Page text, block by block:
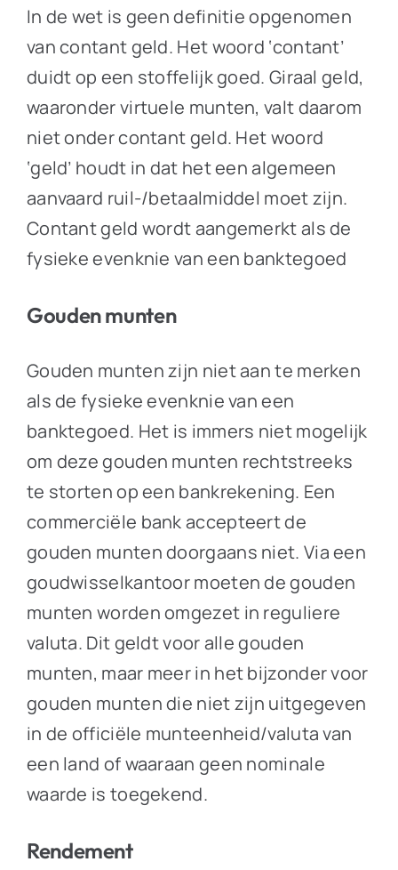
In de wet is geen definitie opgenomen
van contant geld. Het woord ‘contant’
duidt op een stoffelijk goed. Giraal geld,
waaronder virtuele munten, valt daarom
niet onder contant geld. Het woord
‘geld’ houdt in dat het een algemeen
aanvaard ruil-/betaalmiddel moet zijn.
Contant geld wordt aangemerkt als de
fysieke evenknie van een banktegoed
Gouden munten
Gouden munten zijn niet aan te merken
als de fysieke evenknie van een
banktegoed. Het is immers niet mogelijk
om deze gouden munten rechtstreeks
te storten op een bankrekening. Een
commerciële bank accepteert de
gouden munten doorgaans niet. Via een
goudwisselkantoor moeten de gouden
munten worden omgezet in reguliere
valuta. Dit geldt voor alle gouden
munten, maar meer in het bijzonder voor
gouden munten die niet zijn uitgegeven
in de officiële munteenheid/valuta van
een land of waaraan geen nominale
waarde is toegekend.
Rendement